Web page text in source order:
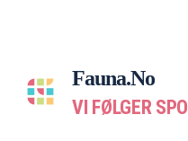
Fauna.no
VI FØLGER